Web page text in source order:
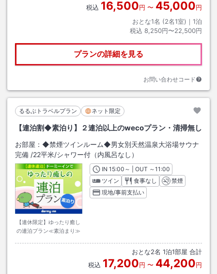
税込 16,500円 〜 45,000円
おとな1名 (2名1室)｜ 1泊
税込 8,250円〜22,500円
プランの詳細を見る
お問い合わせコード
るるぶトラベルプラン ネット限定
【連泊割◆素泊り】２連泊以上のwecoプラン・清掃無し
お部屋： ◆禁煙ツインルーム◆男女別天然温泉大浴場サウナ
完備 /22平米/シャワー付（内風呂なし）
【連休限定】ゆったり癒し
の連泊プラン≪素泊まり≫
INチェックイン
15:00 ～ | OUT チェックアウト
～11:00
ツイン
食事なし
禁煙
現地/事前支払い
おとな2名 1泊1部屋 合計
税込 17,200円 〜 44,200円